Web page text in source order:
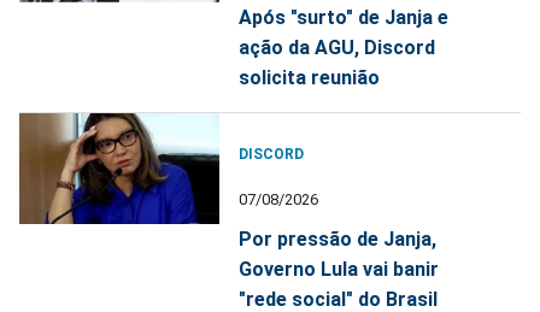
Após "surto" de Janja e
ação da AGU, Discord
solicita reunião
DISCORD
07/08/2026
Por pressão de Janja,
Governo Lula vai banir
"rede social" do Brasil